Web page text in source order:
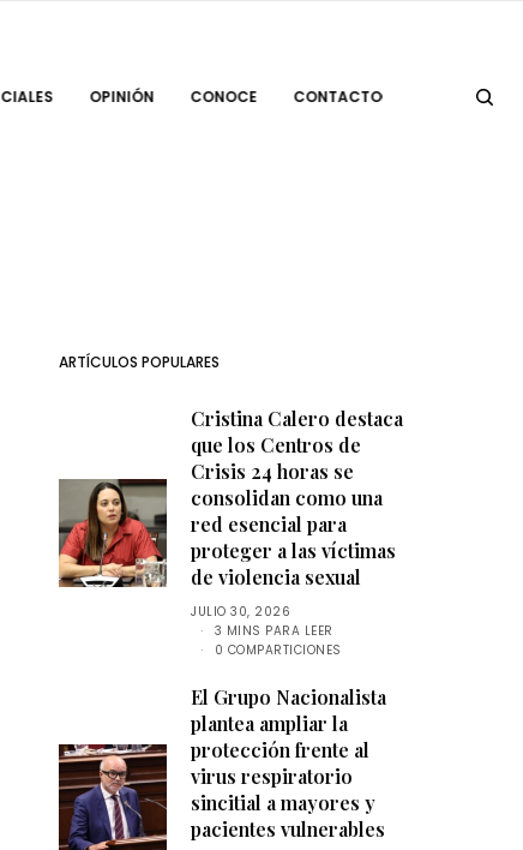
OPINIÓN CONOCE CONTACTO
ARTÍCULOS POPULARES
Cristina Calero destaca
que los Centros de
Crisis 24 horas se
consolidan como una
red esencial para
proteger a las víctimas
de violencia sexual
JULIO 30, 2026
3 MINS PARA LEER
0 COMPARTICIONES
El Grupo Nacionalista
plantea ampliar la
protección frente al
virus respiratorio
sincitial a mayores y
pacientes vulnerables